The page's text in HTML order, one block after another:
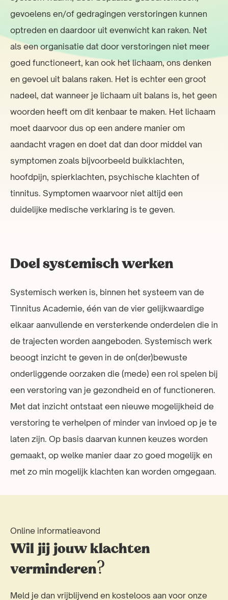
gevoelens en/of gedragingen verstoringen kunnen
optreden en daardoor uit evenwicht kan raken. Net
als een organisatie dat door verstoringen niet meer
goed functioneert, kan ook het lichaam, ons denken
en gevoel uit balans raken. Het is echter een groot
nadeel, dat wanneer je lichaam uit balans is, het geen
woorden heeft om dit kenbaar te maken. Het lichaam
moet daarvoor dus op een andere manier om
aandacht vragen en doet dat dan door middel van
symptomen zoals bijvoorbeeld buikklachten,
hoofdpijn, spierklachten, psychische klachten of
tinnitus. Symptomen waarvoor niet altijd een
duidelijke medische verklaring is te geven.
Doel systemisch werken
Systemisch werken is, binnen het systeem van de
Tinnitus Academie, één van de vier gelijkwaardige
elkaar aanvullende en versterkende onderdelen die in
de trajecten worden aangeboden. Systemisch werk
beoogt inzicht te geven in de on(der)bewuste
onderliggende oorzaken die (mede) een rol spelen bij
een verstoring van je gezondheid en of functioneren.
Met dat inzicht ontstaat een nieuwe mogelijkheid de
verstoring te verhelpen of minder van invloed op je te
laten zijn. Op basis daarvan kunnen keuzes worden
gemaakt, op welke manier daar zo goed mogelijk en
met zo min mogelijk klachten kan worden omgegaan.
Online informatieavond
Wil jij jouw klachten
verminderen?
Meld je dan vrijblijvend en kosteloos aan voor onze